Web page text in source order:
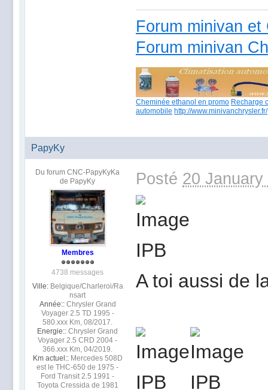
Forum minivan
Forum minivan
Cheminée ethanol en promo Recharge
automobile http://www.minivanchrysler.fr/
PapyKy
Du forum CNC-PapyKyKa
de PapyKy
Membres
4738 messages
Ville: Belgique/Charleroi/Ra
nsart
Année:: Chrysler Grand
Voyager 2.5 TD 1995 -
580.xxx Km, 08/2017.
Energie:: Chrysler Grand
Voyager 2.5 CRD 2004 -
366.xxx Km, 04/2019.
Km actuel:: Mercedes 508D
est le THC-650 de 1975 -
Ford Transit 2.5 1991 -
Toyota Cressida de 1981
Posté 20
A toi aussi de